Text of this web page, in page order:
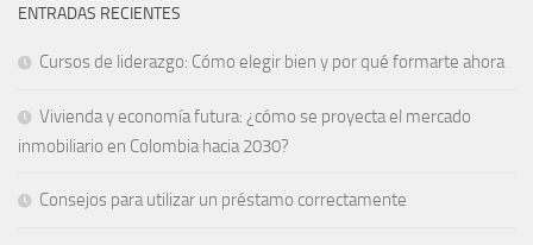
ENTRADAS RECIENTES
Cursos de liderazgo: Cómo elegir bien y por qué formarte ahora
Vivienda y economía futura: ¿cómo se proyecta el mercado
inmobiliario en Colombia hacia 2030?
Consejos para utilizar un préstamo correctamente